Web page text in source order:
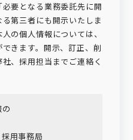
要となる業務委託先に開
第三者にも開示いたしま
の個人情報については、
きます。開示、訂正、削
、採用担当までご連絡く
用事務局